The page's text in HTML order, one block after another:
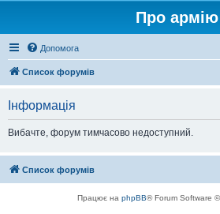
Про армію
Допомога
Список форумів
Інформація
Вибачте, форум тимчасово недоступний.
Список форумів
Працює на phpBB® Forum Software